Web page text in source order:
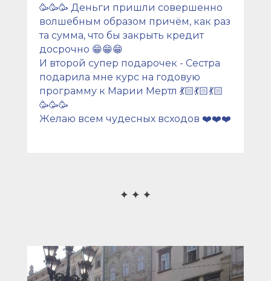
🥳🥳🥳 Деньги пришли совершенно
волшебным образом причём, как раз
та сумма, что бы закрыть кредит
досрочно 😁😁😁
И второй супер подарочек - Сестра
подарила мне курс на годовую
программу к Марии Мертл 💃🏻💃🏻💃🏻
🥳🥳🥳
Желаю всем чудесных всходов ❤️❤️❤️